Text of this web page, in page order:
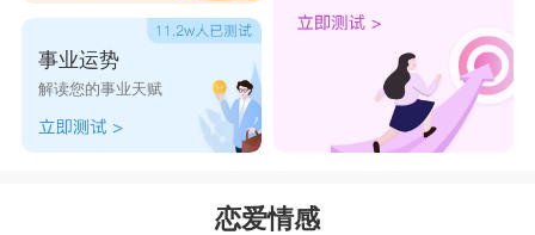
事业运势
解读您的事业天赋
恋爱情感